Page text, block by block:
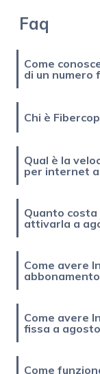
Faq
Come
di un numero
Chi è
Qual è la
per internet a
Quanto costa
attivarla a
Come avere
Come avere
fissa a
Come